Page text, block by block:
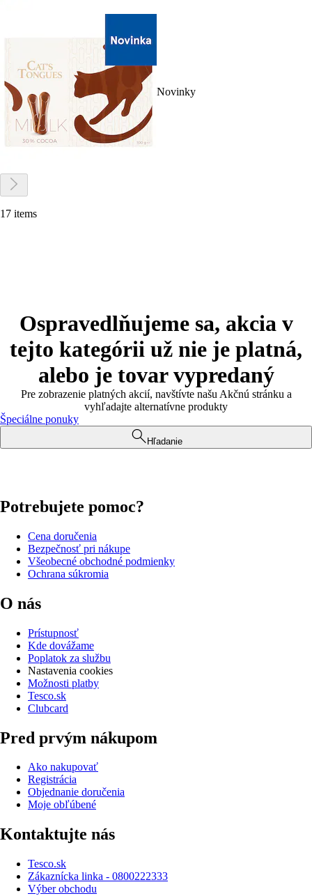
Novinky
17 items
Ospravedlňujeme sa, akcia v
tejto kategórii už nie je platná,
alebo je tovar vypredaný
Pre zobrazenie platných akcií, navštívte našu Akčnú stránku a
vyhľadajte alternatívne produkty
Špeciálne ponuky
Hľadanie
Potrebujete pomoc?
Cena doručenia
Bezpečnosť pri nákupe
Všeobecné obchodné podmienky
Ochrana súkromia
O nás
Prístupnosť
Kde dovážame
Poplatok za službu
Nastavenia cookies
Možnosti platby
Tesco.sk
Clubcard
Pred prvým nákupom
Ako nakupovať
Registrácia
Objednanie doručenia
Moje obľúbené
Kontaktujte nás
Tesco.sk
Zákaznícka linka - 0800222333
Výber obchodu